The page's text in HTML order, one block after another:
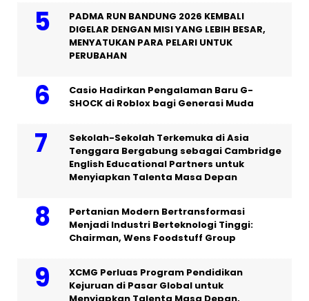
PADMA RUN BANDUNG 2026 KEMBALI
DIGELAR DENGAN MISI YANG LEBIH BESAR,
MENYATUKAN PARA PELARI UNTUK
PERUBAHAN
Casio Hadirkan Pengalaman Baru G-
SHOCK di Roblox bagi Generasi Muda
Sekolah-Sekolah Terkemuka di Asia
Tenggara Bergabung sebagai Cambridge
English Educational Partners untuk
Menyiapkan Talenta Masa Depan
Pertanian Modern Bertransformasi
Menjadi Industri Berteknologi Tinggi:
Chairman, Wens Foodstuff Group
XCMG Perluas Program Pendidikan
Kejuruan di Pasar Global untuk